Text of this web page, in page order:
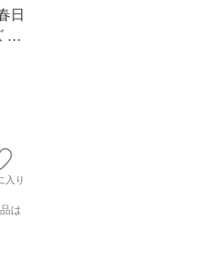
日
上
入り
は